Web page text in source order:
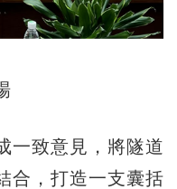
致意見，將隧道
合，打造一支囊括